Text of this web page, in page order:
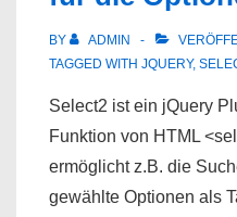
BY ADMIN
TAGGED WITH JQUERY,
Select2 ist ein jQuery
Funktion von HTML
ermöglicht z.B. die
gewählte Optionen als